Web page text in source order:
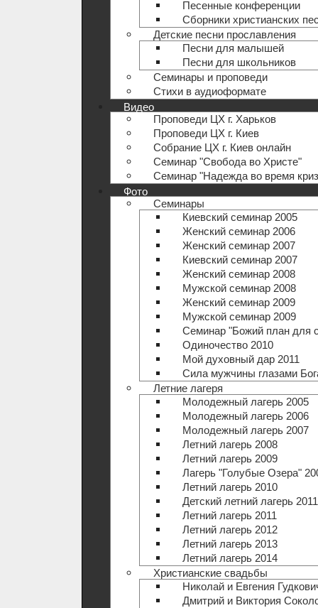
Песенные конференции
Сборники христианских
Детские песни прославления
Песни для малышей
Песни для школьников
Семинары и проповеди
Стихи в аудиоформате
Видео
Проповеди ЦХ г. Харьков
Проповеди ЦХ г. Киев
Собрание ЦХ г. Киев онлайн
Семинар "Свобода во Христе"
Семинар "Надежда во время
Фото
Семинары
Киевский семинар 2005
Женский семинар 2006
Женский семинар 2007
Киевский семинар 2007
Женский семинар 2008
Мужской семинар 2008
Женский семинар 2009
Мужской семинар 2009
Семинар "Божий план для
Одиночество 2010
Мой духовный дар 2011
Сила мужчины глазами
Летние лагеря
Молодежный лагерь 2005
Молодежный лагерь 2006
Молодежный лагерь 2007
Летний лагерь 2008
Летний лагерь 2009
Лагерь "Голубые Озера"
Летний лагерь 2010
Детский летний лагерь 2011
Летний лагерь 2011
Летний лагерь 2012
Летний лагерь 2013
Летний лагерь 2014
Христианские свадьбы
Николай и Евгения
Дмитрий и Виктория